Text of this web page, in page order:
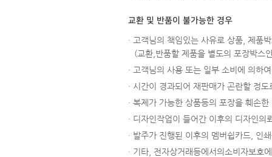
교환 및 반품이 불가능한 경우
· 고객님의 책임있는 사유로 상품, 제품
(교환,반품할 제품을 별도의 포장박스
· 고객님의 사용 또는 일부 소비에 의하
· 시간이 경과되어 재판매가 곤란할 정
· 복제가 가능한 상품등의 포장을 훼손
· 디자인작업이 들어간 이후의 디자인
· 발주가 진행된 이후의 멤버쉽카드, 인
· 기타, 전자상거래등에서의소비자보호